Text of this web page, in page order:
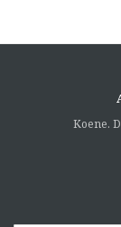
Koene.